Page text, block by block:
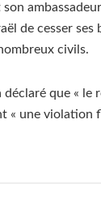
de cesser ses
civils.
que « le
« une violation